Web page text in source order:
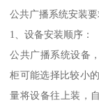
公共广播系统安装要
1、设备安装顺序：
公共广播系统设备
柜可能选择比较小
量将设备往上装，